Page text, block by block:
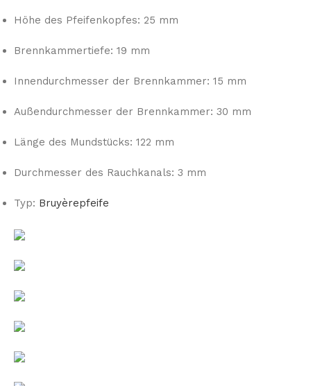
Höhe des Pfeifenkopfes: 25 mm
Brennkammertiefe: 19 mm
Innendurchmesser der Brennkammer: 15 mm
Außendurchmesser der Brennkammer: 30 mm
Länge des Mundstücks: 122 mm
Durchmesser des Rauchkanals: 3 mm
Typ: Bruyèrepfeife